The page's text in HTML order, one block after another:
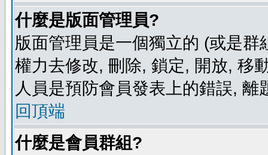
什麼是版面管理員?
版面管理員是一個獨立的 (或是
權力去修改, 刪除, 鎖定, 開放, 移
人員是預防會員發表上的錯誤, 離
回頂端
什麼是會員群組?